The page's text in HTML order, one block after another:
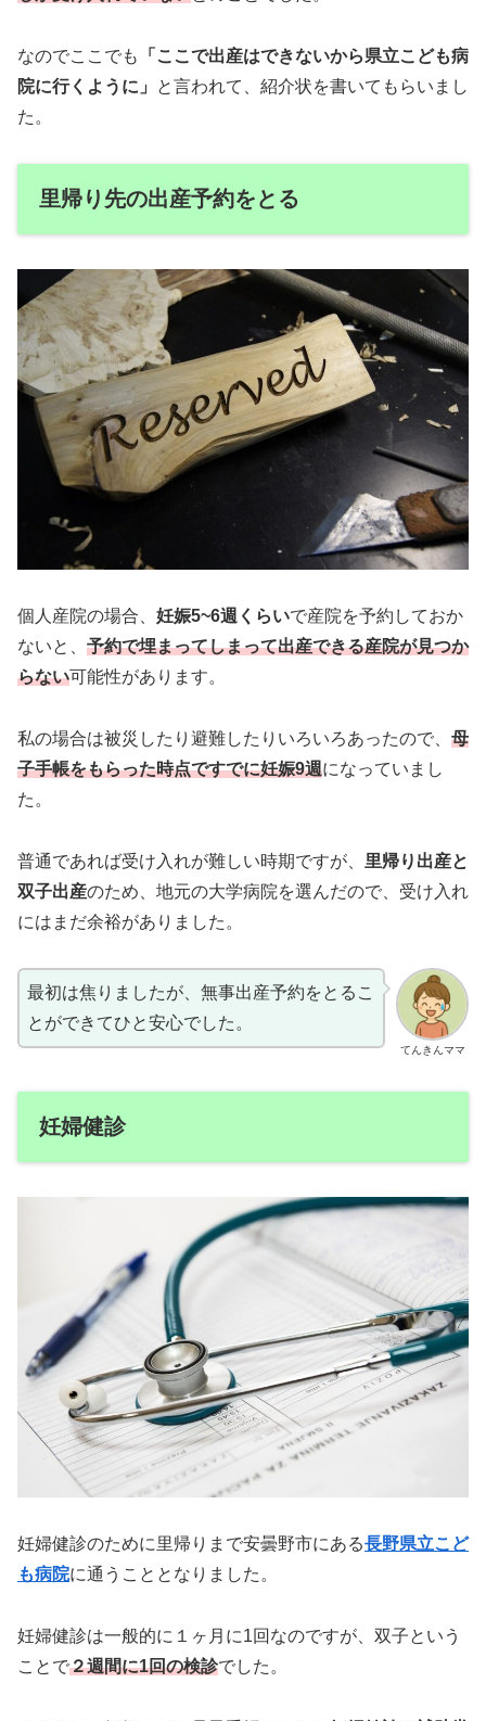
なのでここでも
「ここで出産はできないから県立こども病
院に行くように」
と言われて、紹介状を書いてもらいまし
た。
里帰り先の出産予約をとる
個人産院の場合、 妊娠5~6週くらいで産院を予約しておか
ないと、 予約で埋まってしまって出産できる産院が見つか
らない可能性があります。
私の場合は被災したり避難したりいろいろあったので、 母
子手帳をもらった時点ですでに妊娠9週になっていまし
た。
普通であれば受け入れが難しい時期ですが、 里帰り出産と
双子出産のため、地元の大学病院を選んだので、受け入れ
にはまだ余裕がありました。
てんきんママ
最初は焦りましたが、無事出産予約をとるこ
とができてひと安心でした。
妊婦健診
妊婦健診のために里帰りまで安曇野市にある長野県立こど
も病院に通うこととなりました。
妊婦健診は一般的に１ヶ月に1回なのですが、双子という
ことで２週間に1回の検診でした。